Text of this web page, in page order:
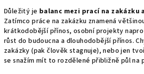
Důležitý je balanc mezi prací na
Zatímco práce na zakázku znamená
krátkodobější přínos, osobní projekty
růst do budoucna a dlouhodobější přínos.
zakázky (pak člověk stagnuje), nebo jen
se snažím mít to rozdělené přibližně půl na